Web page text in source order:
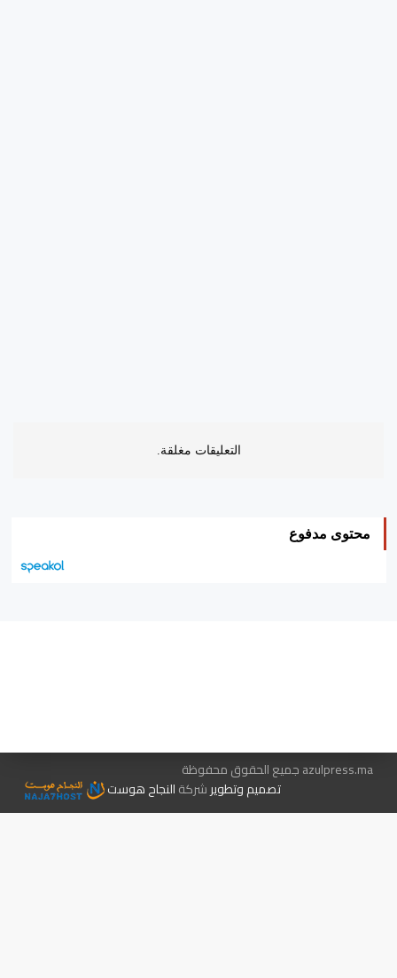
التعليقات مغلقة.
محتوى مدفوع
azulpress.ma جميع الحقوق محفوظة
تصميم وتطويرشركةالنجاح هوست